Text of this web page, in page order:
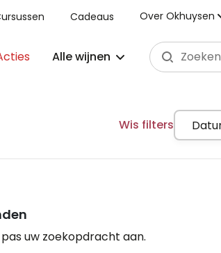
Cadeaus Over Okhuysen
Alle wijnen
Wis filters
uw zoekopdracht aan.